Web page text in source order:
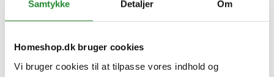
Samtykke Detaljer Om
Homeshop.dk bruger cookies
Vi bruger cookies til at tilpasse vores indhold og
Gen. 3
75 x 42 cm